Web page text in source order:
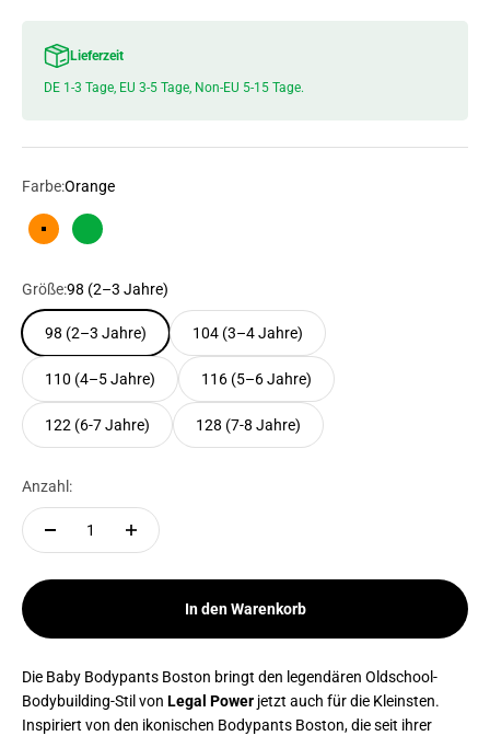
Lieferzeit
DE 1-3 Tage, EU 3-5 Tage, Non-EU 5-15 Tage.
Farbe:Orange
OrangeGrün
Größe:98 (2–3 Jahre)
98 (2–3 Jahre) 104 (3–4 Jahre)
110 (4–5 Jahre) 116 (5–6 Jahre)
122 (6-7 Jahre) 128 (7-8 Jahre)
Anzahl:
In den Warenkorb
Die Baby Bodypants Boston bringt den legendären Oldschool-
Bodybuilding-Stil von Legal Power jetzt auch für die Kleinsten.
Inspiriert von den ikonischen Bodypants Boston, die seit ihrer